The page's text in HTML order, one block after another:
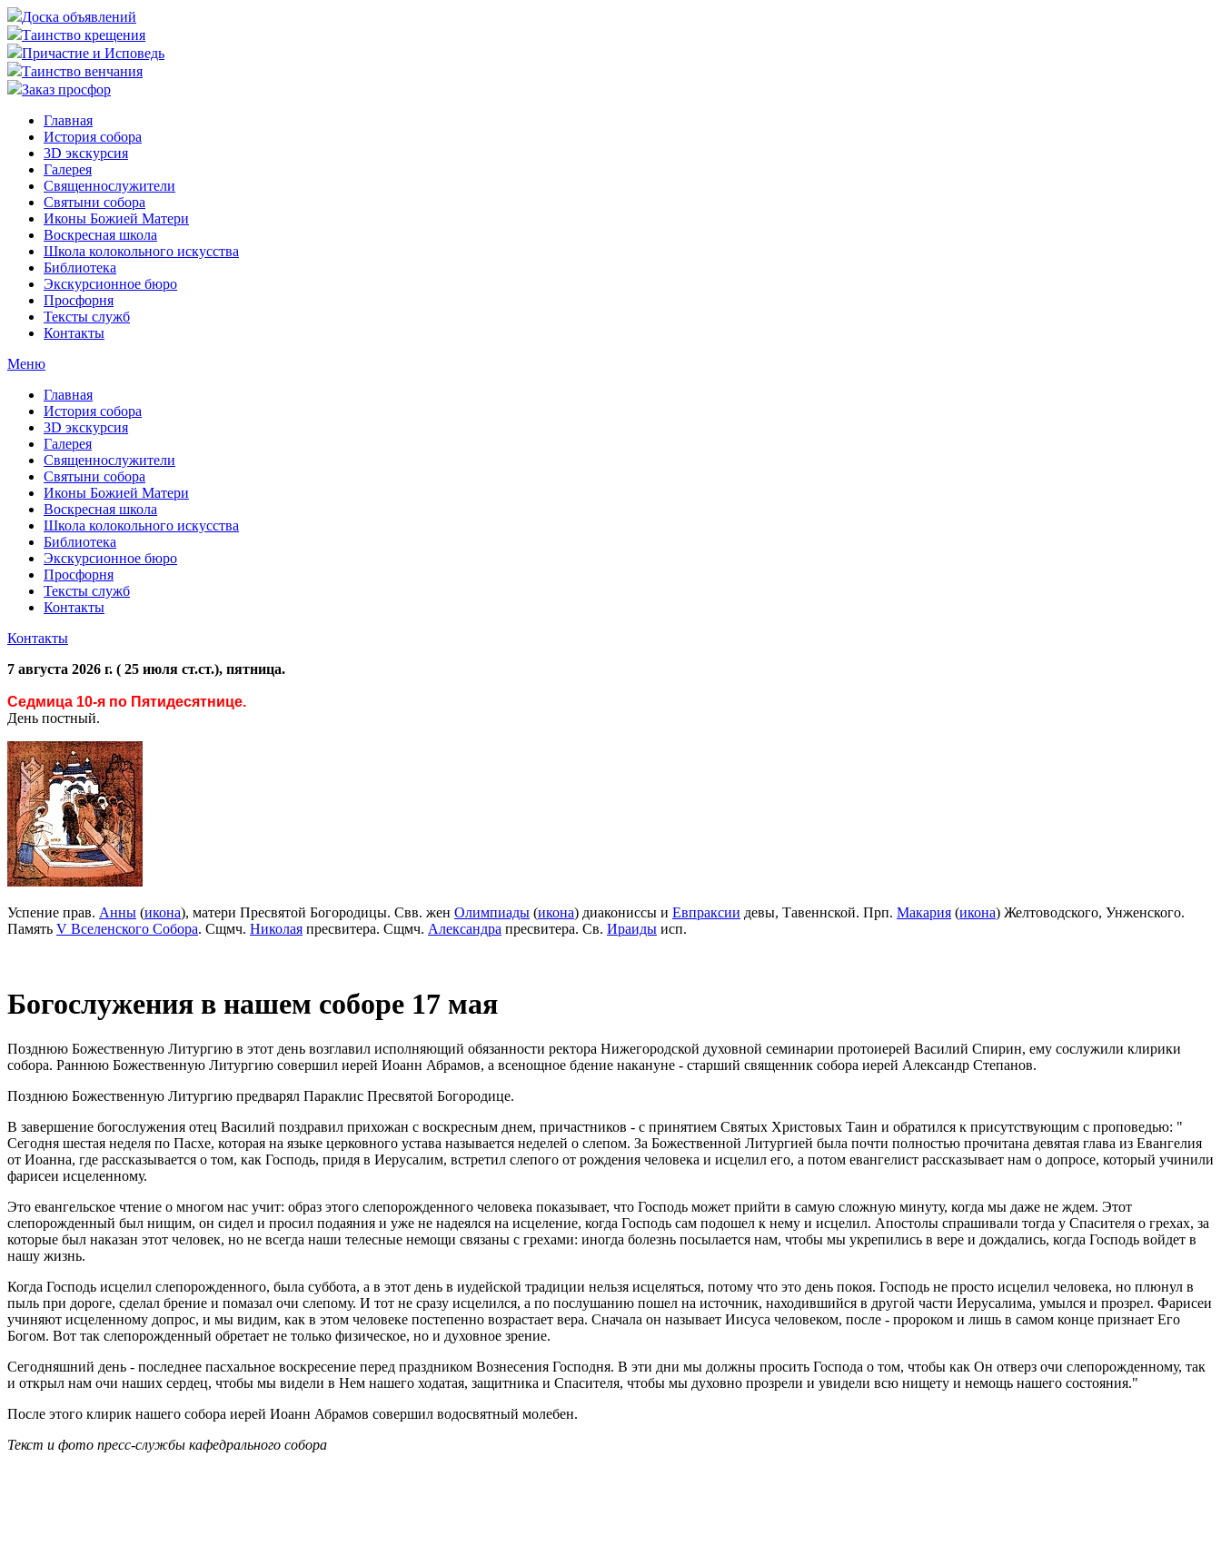
Доска объявлений
Таинство крещения
Причастие и Исповедь
Таинство венчания
Заказ просфор
Главная
История собора
3D экскурсия
Галерея
Священнослужители
Святыни собора
Иконы Божией Матери
Воскресная школа
Школа колокольного искусства
Библиотека
Экскурсионное бюро
Просфорня
Тексты служб
Контакты
Меню
Главная
История собора
3D экскурсия
Галерея
Священнослужители
Святыни собора
Иконы Божией Матери
Воскресная школа
Школа колокольного искусства
Библиотека
Экскурсионное бюро
Просфорня
Тексты служб
Контакты
Контакты
7 августа 2026 г. ( 25 июля ст.ст.), пятница.
Седмица 10-я по Пятидесятнице.
День постный.
Успение прав. Анны (икона), матери Пресвятой Богородицы. Свв. жен Олимпиады (икона) диакониссы и Евпраксии девы, Тавеннской. Прп. Макария (икона) Желтоводского, Унженского.
Память V Вселенского Собора. Сщмч. Николая пресвитера. Сщмч. Александра пресвитера. Св. Ираиды исп.
Богослужения в нашем соборе 17 мая
Позднюю Божественную Литургию в этот день возглавил исполняющий обязанности ректора Нижегородской духовной семинарии протоиерей Василий Спирин, ему сослужили клирики
собора. Раннюю Божественную Литургию совершил иерей Иоанн Абрамов, а всенощное бдение накануне - старший священник собора иерей Александр Степанов.
Позднюю Божественную Литургию предварял Параклис Пресвятой Богородице.
В завершение богослужения отец Василий поздравил прихожан с воскресным днем, причастников - с принятием Святых Христовых Таин и обратился к присутствующим с проповедью: "
Сегодня шестая неделя по Пасхе, которая на языке церковного устава называется неделей о слепом. За Божественной Литургией была почти полностью прочитана девятая глава из Евангелия
от Иоанна, где рассказывается о том, как Господь, придя в Иерусалим, встретил слепого от рождения человека и исцелил его, а потом евангелист рассказывает нам о допросе, который учинили
фарисеи исцеленному.
Это евангельское чтение о многом нас учит: образ этого слепорожденного человека показывает, что Господь может прийти в самую сложную минуту, когда мы даже не ждем. Этот
слепорожденный был нищим, он сидел и просил подаяния и уже не надеялся на исцеление, когда Господь сам подошел к нему и исцелил. Апостолы спрашивали тогда у Спасителя о грехах, за
которые был наказан этот человек, но не всегда наши телесные немощи связаны с грехами: иногда болезнь посылается нам, чтобы мы укрепились в вере и дождались, когда Господь войдет в
нашу жизнь.
Когда Господь исцелил слепорожденного, была суббота, а в этот день в иудейской традиции нельзя исцеляться, потому что это день покоя. Господь не просто исцелил человека, но плюнул в
пыль при дороге, сделал брение и помазал очи слепому. И тот не сразу исцелился, а по послушанию пошел на источник, находившийся в другой части Иерусалима, умылся и прозрел. Фарисеи
учиняют исцеленному допрос, и мы видим, как в этом человеке постепенно возрастает вера. Сначала он называет Иисуса человеком, после - пророком и лишь в самом конце признает Его
Богом. Вот так слепорожденный обретает не только физическое, но и духовное зрение.
Сегодняшний день - последнее пасхальное воскресение перед праздником Вознесения Господня. В эти дни мы должны просить Господа о том, чтобы как Он отверз очи слепорожденному, так
и открыл нам очи наших сердец, чтобы мы видели в Нем нашего ходатая, защитника и Спасителя, чтобы мы духовно прозрели и увидели всю нищету и немощь нашего состояния."
После этого клирик нашего собора иерей Иоанн Абрамов совершил водосвятный молебен.
Текст и фото пресс-службы кафедрального собора